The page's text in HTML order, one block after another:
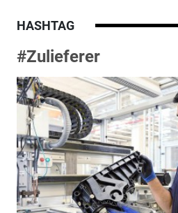
HASHTAG
#Zulieferer